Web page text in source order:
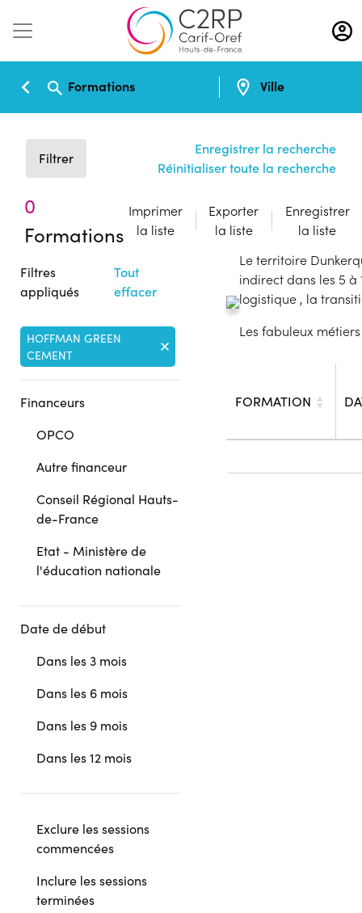
Aller
au
contenu
Formations Ville
Filtrer
Enregistrer la recherche
Réinitialiser toute la recherche
0
Formations
Imprimer
la liste
Exporter
la liste
Enregistrer
la liste
Filtres
appliqués
Tout
effacer
HOFFMAN GREEN
CEMENT
Financeurs
OPCO
Autre financeur
Conseil Régional Hauts-
de-France
Etat - Ministère de
l'éducation nationale
Date de début
Dans les 3 mois
Dans les 6 mois
Dans les 9 mois
Dans les 12 mois
Exclure les sessions
commencées
Inclure les sessions
terminées
Le territoire
indirect dans les 5 à
logistique , la
Les fabuleux
FORMATION